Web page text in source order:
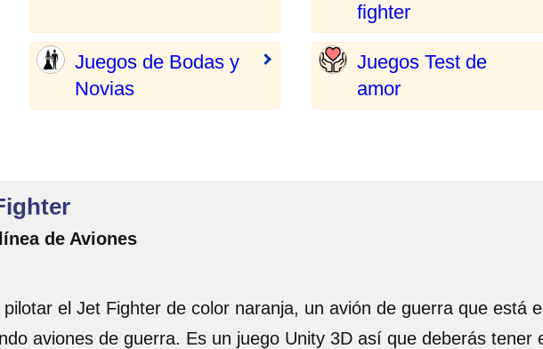
fighter
Juegos de Bodas y
Novias
Juegos Test de
amor
de Aviones
el Jet Fighter de color naranja, un avión de guerra que está
aviones de guerra. Es un juego Unity 3D así que deberás tener